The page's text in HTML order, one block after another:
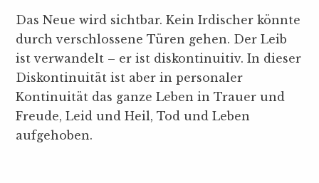
Das Neue wird sichtbar. Kein Irdischer könnte
durch verschlossene Türen gehen. Der Leib
ist verwandelt – er ist diskontinuitiv. In dieser
Diskontinuität ist aber in personaler
Kontinuität das ganze Leben in Trauer und
Freude, Leid und Heil, Tod und Leben
aufgehoben.